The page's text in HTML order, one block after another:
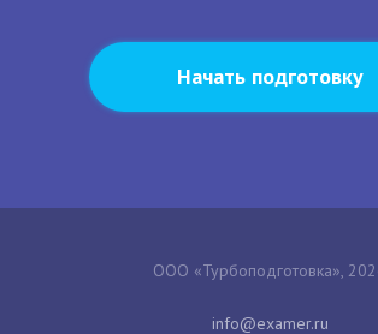
Начать подготовку
ООО «Турбоподготовка»,